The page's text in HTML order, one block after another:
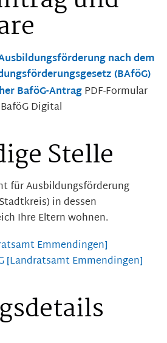
nach dem
(BAföG)
BaföG-AntragPDF-Formular
Digital
Stelle
für Ausbildungsförderung
in dessen
Ihre Eltern wohnen.
Emmendingen]
[Landratsamt Emmendingen]